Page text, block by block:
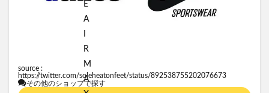
source :
https://twitter.com/soleheatonfeet/status/892538755202076673
その他のショップで探す